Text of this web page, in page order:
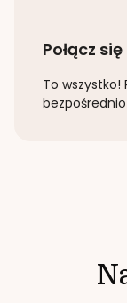
Połącz
To wszystko!